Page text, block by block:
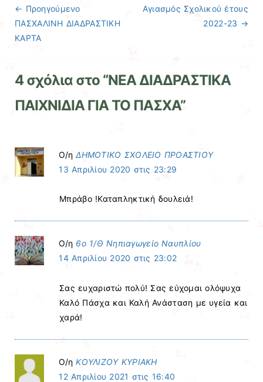
Πλοήγηση άρθρων
← Προηγούμενo
ΠΑΣΧΑΛΙΝΗ ΔΙΑΔΡΑΣΤΙΚΗ
ΚΑΡΤΑ
Αγιασμός Σχολικού έτους
2022-23 →
4 σχόλια στο “ΝΕΑ ΔΙΑΔΡΑΣΤΙΚΑ
ΠΑΙΧΝΙΔΙΑ ΓΙΑ ΤΟ ΠΑΣΧΑ”
Ο/ηΔΗΜΟΤΙΚΟ ΣΧΟΛΕΙΟ ΠΡΟΑΣΤΙΟΥ
13 Απριλίου 2020 στις 23:29
Μπράβο !Καταπληκτική δουλειά!
Ο/η 6ο 1/Θ Νηπιαγωγείο Ναυπλίου
14 Απριλίου 2020 στις 23:02
Σας ευχαριστώ πολύ! Σας εύχομαι ολόψυχα
Καλό Πάσχα και Καλή Ανάσταση με υγεία και
χαρά!
Ο/ηΚΟΥΛΙΖΟΥ ΚΥΡΙΑΚΗ
12 Απριλίου 2021 στις 16:40